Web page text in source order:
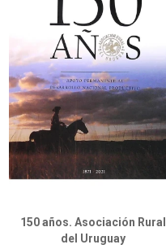
150 años. Asociación Rural
del Uruguay